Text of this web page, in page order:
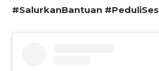
#SalurkanBantuan